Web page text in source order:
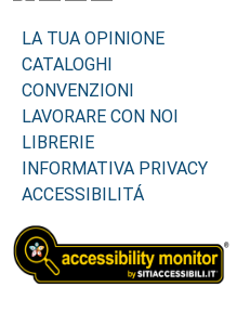
LA TUA OPINIONE
CATALOGHI
CONVENZIONI
LAVORARE CON NOI
LIBRERIE
INFORMATIVA PRIVACY
ACCESSIBILITÁ